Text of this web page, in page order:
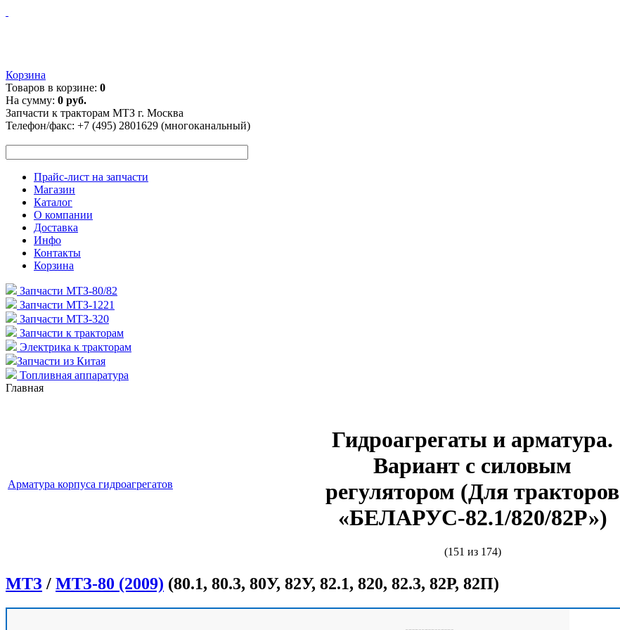
Корзина
Товаров в корзине: 0
На сумму: 0 руб.
Запчасти к тракторам МТЗ г. Москва
Телефон/факс: +7 (495) 2801629 (многоканальный)
Прайс-лист на запчасти
Магазин
Каталог
О компании
Доставка
Инфо
Контакты
Корзина
Запчасти МТЗ-80/82
Запчасти МТЗ-1221
Запчасти МТЗ-320
Запчасти к тракторам
Электрика к тракторам
Запчасти из Китая
Топливная аппаратура
Главная
Арматура корпуса гидроагрегатов
Гидроагрегаты и арматура.
Вариант с силовым
регулятором (Для тракторов
«БЕЛАРУС-82.1/820/82Р»)
(151 из 174)
МТЗ / МТЗ-80 (2009) (80.1, 80.3, 80У, 82У, 82.1, 820, 82.3, 82Р, 82П)